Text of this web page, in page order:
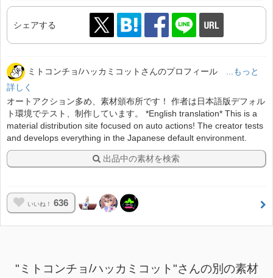
シェアする
ミトコンチョ/ハッカミコットさんのプロフィール
...もっと
詳しく
オートアクション多め、素材頒布所です！ 作者は日本語版デフォル
ト環境でテスト、制作しています。 *English translation* This is a
material distribution site focused on auto actions! The creator tests
and develops everything in the Japanese default environment.
出品中の素材を検索
いいね！ 636
"ミトコンチョ/ハッカミコット"さんの別の素材